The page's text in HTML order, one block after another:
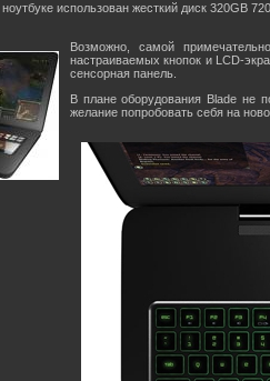
ноутбуке использован жесткий диск 320GB
Возможно, самой
настраиваемых кнопок и LCD-
сенсорная панель.
В плане оборудования Blade не
желание попробовать себя на